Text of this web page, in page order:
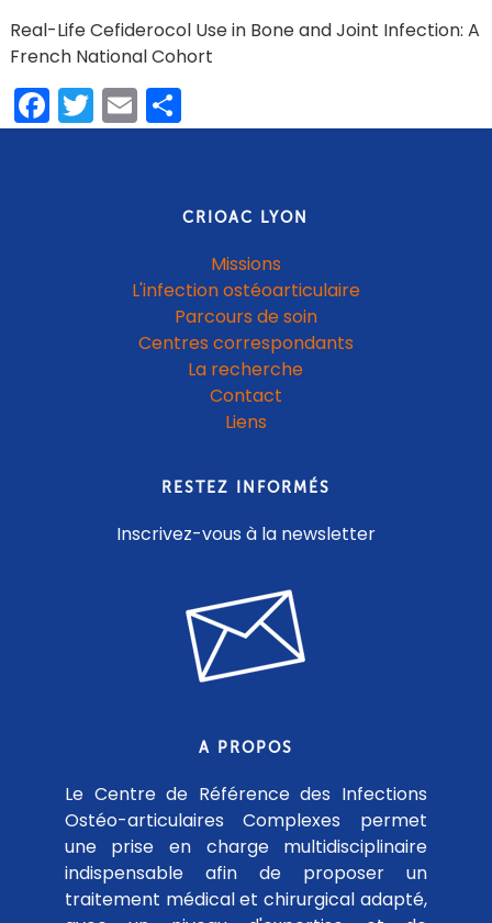
Real-Life Cefiderocol Use in Bone and Joint Infection: A
French National Cohort
Facebook
Twitter
EmailShare
CRIOAC LYON
Missions
L'infection ostéoarticulaire
Parcours de soin
Centres correspondants
La recherche
Contact
Liens
RESTEZ INFORMÉS
Inscrivez-vous à la newsletter
A PROPOS
Le Centre de Référence des Infections
Ostéo-articulaires Complexes permet
une prise en charge multidisciplinaire
indispensable afin de proposer un
traitement médical et chirurgical adapté,